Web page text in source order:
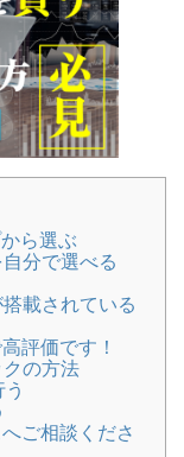
ら選ぶ
分で選べる
載されている
評価です！
の方法
ご相談くださ